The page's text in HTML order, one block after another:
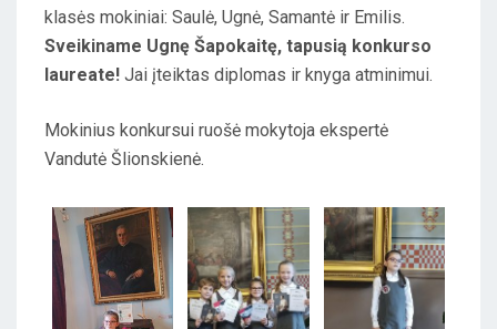
klasės mokiniai: Saulė, Ugnė, Samantė ir Emilis.
Sveikiname Ugnę Šapokaitę, tapusią konkurso
laureate! Jai įteiktas diplomas ir knyga atminimui.
Mokinius konkursui ruošė mokytoja ekspertė
Vandutė Šlionskienė.